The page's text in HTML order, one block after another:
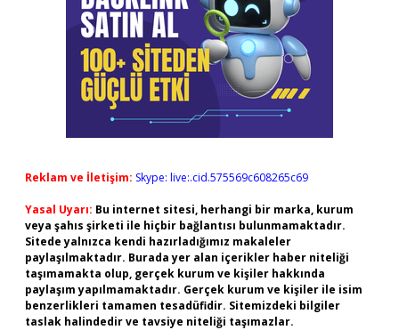
Reklam ve İletişim: Skype: live:.cid.575569c608265c69
Yasal Uyarı: Bu internet sitesi, herhangi bir marka, kurum
veya şahıs şirketi ile hiçbir bağlantısı bulunmamaktadır.
Sitede yalnızca kendi hazırladığımız makaleler
paylaşılmaktadır. Burada yer alan içerikler haber niteliği
taşımamakta olup, gerçek kurum ve kişiler hakkında
paylaşım yapılmamaktadır. Gerçek kurum ve kişiler ile isim
benzerlikleri tamamen tesadüfidir. Sitemizdeki bilgiler
taslak halindedir ve tavsiye niteliği taşımazlar.